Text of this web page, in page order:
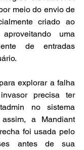
meio do envio de
criado ao
uma
de entradas
explorar a falha
precisa ter
no sistema
a Mandiant
foi usada pelo
antes de sua